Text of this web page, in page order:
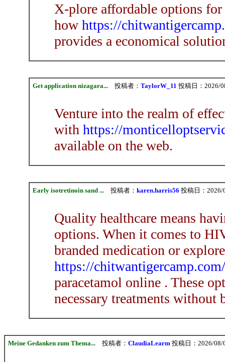
X-plore affordable options
how https://
provides a economical
Get application nizagara...投稿者： TaylorW_11 投稿日：2026/
Venture into the realm of
with https://
available on the web.
Early isotretinoin sand ...投稿者： karen.harris56 投稿日：2026/
Quality healthcare means
options. When it comes to
branded medication or
https://
paracetamol online . These
necessary treatments without
Meine Gedanken zum Thema... 投稿者： ClaudiaLearm 投稿日：2026/08/